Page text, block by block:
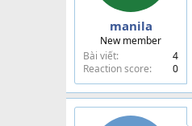
manila
New member
Bài viết
4
Reaction score
0